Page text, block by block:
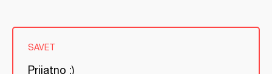
SAVET
Prijatno :)